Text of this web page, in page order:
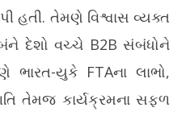
હતી. તેમણે વિશ્વાસ વ્યક્ત
દેશો વચ્ચે B2B સંબંધોને
યુકે FTAના લાભો,
તેમજ કાર્યક્રમના સફળ